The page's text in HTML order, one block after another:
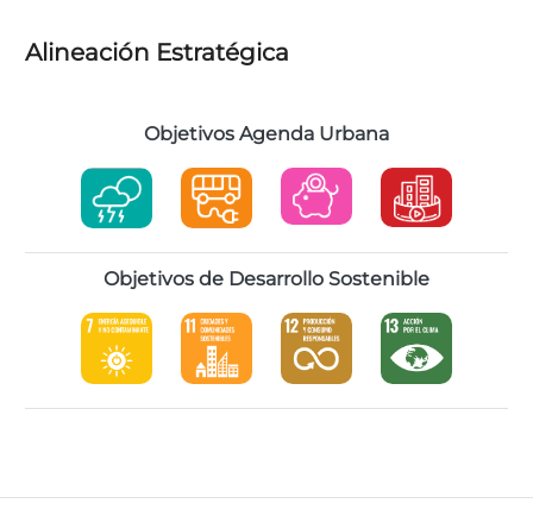
Alineación Estratégica
Objetivos Agenda Urbana
Objetivos de Desarrollo Sostenible